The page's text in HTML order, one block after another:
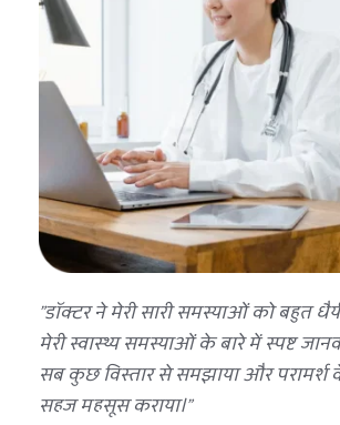
"डॉक्टर ने मेरी सारी समस्याओं को बहुत
मेरी स्वास्थ्य समस्याओं के बारे में स्पष्ट
सब कुछ विस्तार से समझाया और परामर्श
सहज महसूस कराया।"